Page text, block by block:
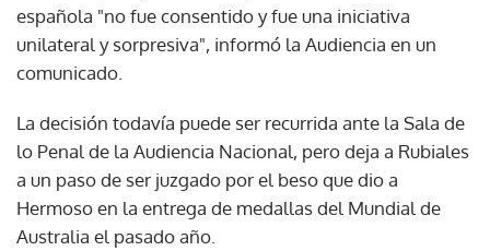
española "no fue consentido y fue una iniciativa
unilateral y sorpresiva", informó la Audiencia en un
comunicado.
La decisión todavía puede ser recurrida ante la Sala de
lo Penal de la Audiencia Nacional, pero deja a Rubiales
a un paso de ser juzgado por el beso que dio a
Hermoso en la entrega de medallas del Mundial de
Australia el pasado año.